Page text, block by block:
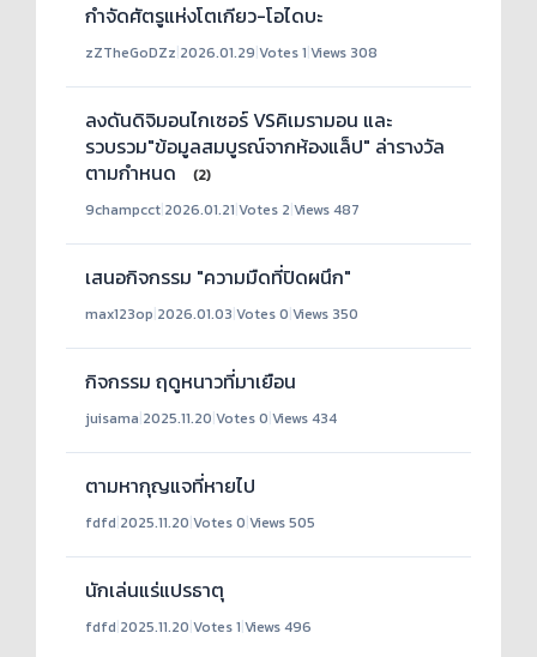
กำจัดศัตรูแห่งโตเกียว-โอไดบะ
zZTheGoDZz|2026.01.29|Votes 1|Views 308
ลงดันดิจิมอนไกเซอร์ VSคิเมรามอน และ
รวบรวม"ข้อมูลสมบูรณ์จากห้องแล็ป" ล่ารางวัล
ตามกำหนด
(2)
9champcct|2026.01.21|Votes 2|Views 487
เสนอกิจกรรม "ความมืดที่ปิดผนึก"
max123op|2026.01.03|Votes 0|Views 350
กิจกรรม ฤดูหนาวที่มาเยือน
juisama|2025.11.20|Votes 0|Views 434
ตามหากุญแจที่หายไป
fdfd|2025.11.20|Votes 0|Views 505
นักเล่นแร่แปรธาตุ
fdfd|2025.11.20|Votes 1|Views 496